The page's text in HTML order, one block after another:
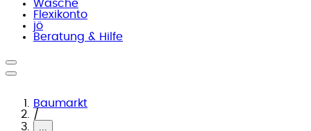
Wäsche
Flexikonto
jö
Beratung & Hilfe
Baumarkt
/
...